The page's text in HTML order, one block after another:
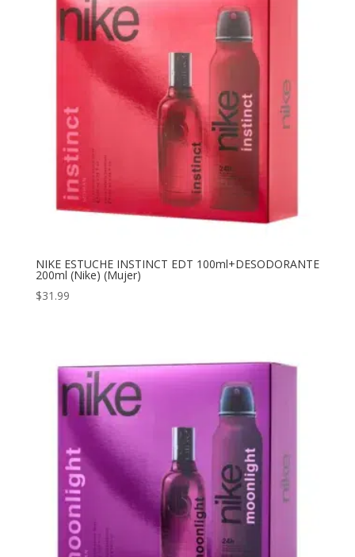
hasta
$27.99
NIKE ESTUCHE INSTINCT EDT 100ml+DESODORANTE
200ml (Nike) (Mujer)
$31.99